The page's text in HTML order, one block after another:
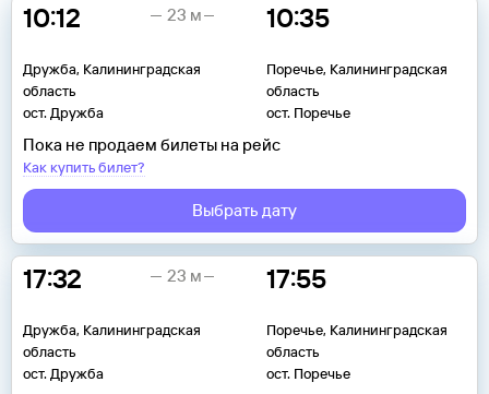
10:12
Дружба, Калининградская
область
ост. Дружба
10:35
Поречье, Калининградская
область
ост. Поречье
23 м
Пока не продаем билеты на рейс
Как купить билет?
Выбрать дату
17:32
Дружба, Калининградская
область
ост. Дружба
17:55
Поречье, Калининградская
область
ост. Поречье
23 м